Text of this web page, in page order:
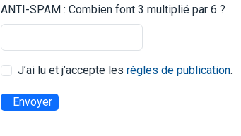
ANTI-SPAM : Combien font 3 multiplié par 6 ?
J’ai lu et j’accepte les règles de publication.
Envoyer